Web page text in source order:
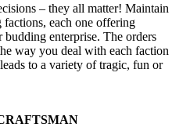
– they all matter! Maintain
each one offering
enterprise. The orders
way you deal with each faction
to a variety of tragic, fun or